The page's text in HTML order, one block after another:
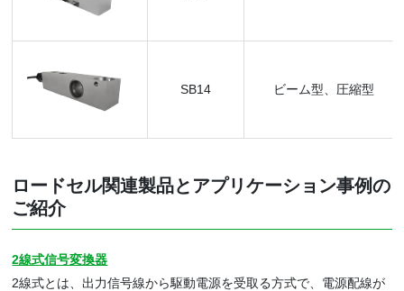
SB14 ビーム型、圧縮型
ロードセル関連製品とアプリケーション事例の
ご紹介
2線式信号変換器
2線式とは、出力信号線から駆動電源を受取る方式で、電源配線が